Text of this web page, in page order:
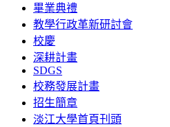
畢業典禮
教學行政革新研討會
校慶
深耕計畫
SDGS
校務發展計畫
招生簡章
淡江大學首頁刊頭